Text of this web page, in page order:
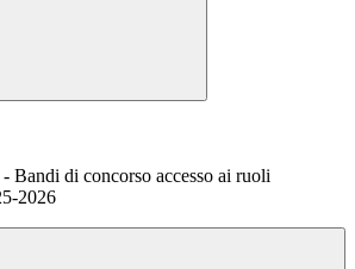
Bandi di concorso accesso ai ruoli
2026